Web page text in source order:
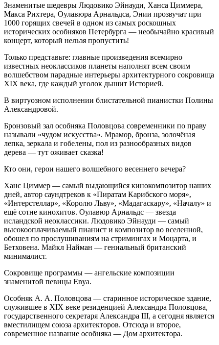
Знаменитые шедевры Людовико Эйнауди, Ханса Циммера,
Макса Рихтера, Оулавюра Арнальдса, Энии прозвучат при
1000 горящих свечей в одном из самых роскошных
исторических особняков Петербурга — необычайно красивый
концерт, который нельзя пропустить!
Только представьте: главные произведения всемирно
известных неоклассиков планеты наполнят всем своим
волшебством парадные интерьеры архитектурного сокровища
XIX века, где каждый уголок дышит Историей.
В виртуозном исполнении блистательной пианистки Полины
Александровой.
Бронзовый зал особняка Половцова современники по праву
называли «чудом искусства». Мрамор, бронза, золочёная
лепка, зеркала и гобелены, пол из разнообразных видов
дерева — тут оживает сказка!
Кто они, герои нашего волшебного весеннего вечера?
Ханс Циммер — самый выдающийся кинокомпозитор наших
дней, автор саундтреков к «Пиратам Карибского моря»,
«Интерстеллар», «Королю Льву», «Мадагаскару», «Началу» и
ещё сотне кинохитов. Оулавюр Арнальдс — звезда
исландской неоклассики. Людовико Эйнауди — самый
высокооплачиваемый пианист и композитор во вселенной,
обошел по прослушиваниям на стримингах и Моцарта, и
Бетховена. Майкл Найман — гениальный британский
минималист.
Сокровище программы — ангельские композиции
знаменитой певицы Enya.
Особняк А. А. Половцова — старинное историческое здание,
служившее в XIX веке резиденцией Александра Половцова,
государственного секретаря Александра III, а сегодня является
вместилищем союза архитекторов. Отсюда и второе,
современное название особняка — Дом архитектора.